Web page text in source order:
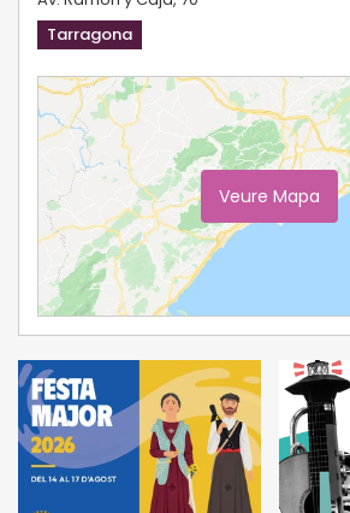
Tarragona
Veure Mapa